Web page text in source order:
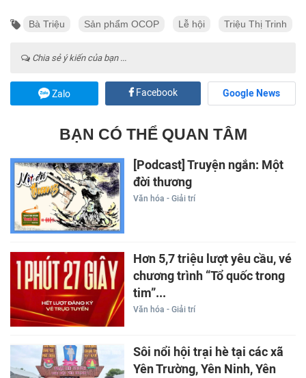
Bà Triệu Sản phẩm OCOP Lễ hội Triệu Thị Trinh
Chia sẻ ý kiến của bạn ...
Zalo Facebook Google News
BẠN CÓ THỂ QUAN TÂM
[Podcast] Truyện ngắn: Một
đời thương
Văn hóa - Giải trí
Hơn 5,7 triệu lượt yêu cầu, vé
chương trình “Tổ quốc trong
tim”...
Văn hóa - Giải trí
Sôi nổi hội trại hè tại các xã
Yên Trường, Yên Ninh, Yên